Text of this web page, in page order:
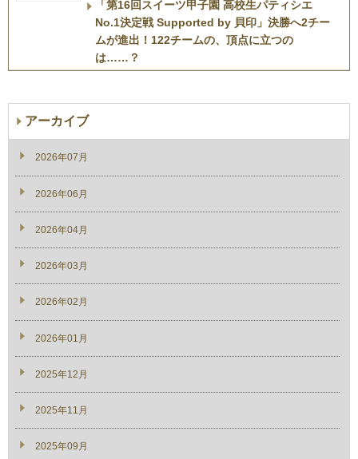
「第16回スイーツ甲子園 高校生パティシエ
No.1決定戦 Supported by 貝印」決勝へ2チー
ムが進出！122チームの、頂点に立つの
は……？
アーカイブ
2026年07月
2026年06月
2026年04月
2026年03月
2026年02月
2026年01月
2025年12月
2025年11月
2025年09月